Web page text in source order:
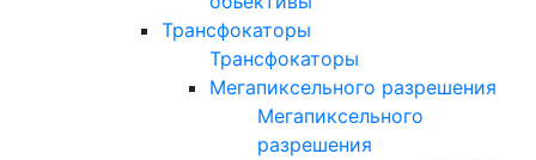
Трансфокаторы
Трансфокаторы
Мегапиксельного разрешения
Мегапиксельного
разрешения